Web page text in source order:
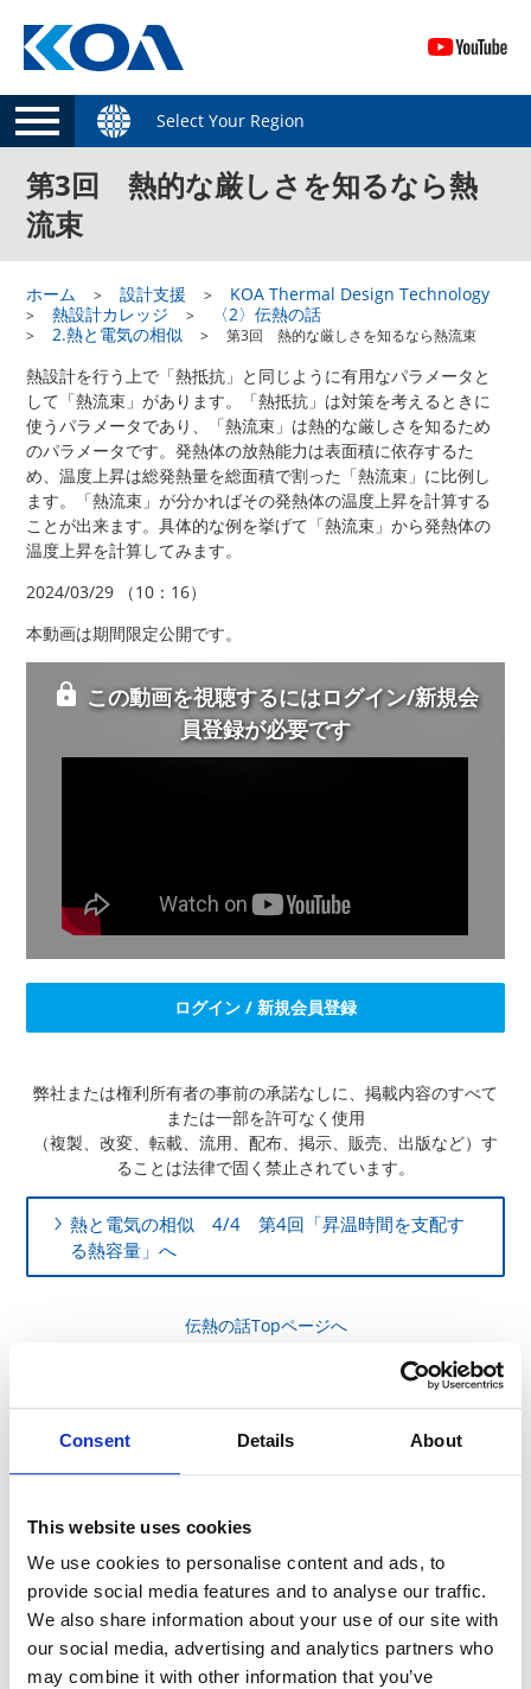
Consent Details About
This website uses cookies
We use cookies to personalise content and ads, to
provide social media features and to analyse our traffic.
We also share information about your use of our site with
our social media, advertising and analytics partners who
may combine it with other information that you’ve
Select Your Region
第3回 熱的な厳しさを知るなら熱
流束
ホーム 設計支援
KOA Thermal Design Technology
熱設計カレッジ
〈2〉伝熱の話
2.熱と電気の相似
第3回 熱的な厳しさを知るなら熱流束
熱設計を行う上で「熱抵抗」と同じように有用なパラメータと
して「熱流束」があります。「熱抵抗」は対策を考えるときに
使うパラメータであり、「熱流束」は熱的な厳しさを知るため
のパラメータです。発熱体の放熱能力は表面積に依存するた
め、温度上昇は総発熱量を総面積で割った「熱流束」に比例し
ます。「熱流束」が分かればその発熱体の温度上昇を計算する
ことが出来ます。具体的な例を挙げて「熱流束」から発熱体の
温度上昇を計算してみます。
2024/03/29 （10：16）
本動画は期間限定公開です。
この動画を視聴するにはログイン/新規会
員登録が必要です
ログイン / 新規会員登録
弊社または権利所有者の事前の承諾なしに、掲載内容のすべて
または一部を許可なく使用
（複製、改変、転載、流用、配布、掲示、販売、出版など）す
ることは法律で固く禁止されています。
熱と電気の相似 4/4 第4回「昇温時間を支配す
る熱容量」へ
伝熱の話Topページへ